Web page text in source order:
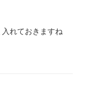
れておきますね